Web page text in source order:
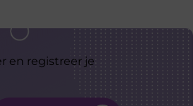
en registreer je